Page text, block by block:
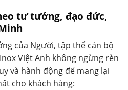
tư tưởng, đạo đức,
của Người, tập thể cán bộ
Việt Anh không ngừng rèn
và hành động để mang lại
cho khách hàng: